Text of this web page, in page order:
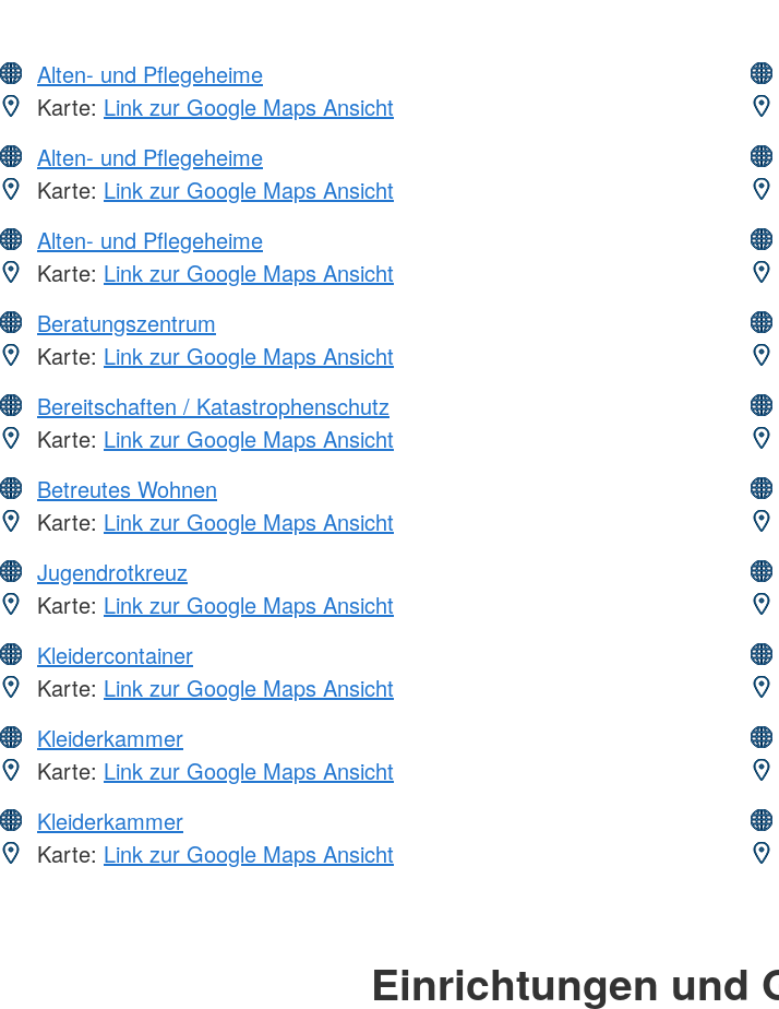
Alten- und Pflegeheime
Karte: Link zur Google Maps Ansicht
Alten- und Pflegeheime
Karte: Link zur Google Maps Ansicht
Alten- und Pflegeheime
Karte: Link zur Google Maps Ansicht
Beratungszentrum
Karte: Link zur Google Maps Ansicht
Bereitschaften / Katastrophenschutz
Karte: Link zur Google Maps Ansicht
Betreutes Wohnen
Karte: Link zur Google Maps Ansicht
Jugendrotkreuz
Karte: Link zur Google Maps Ansicht
Kleidercontainer
Karte: Link zur Google Maps Ansicht
Kleiderkammer
Karte: Link zur Google Maps Ansicht
Kleiderkammer
Karte: Link zur Google Maps Ansicht
Einrichtungen und